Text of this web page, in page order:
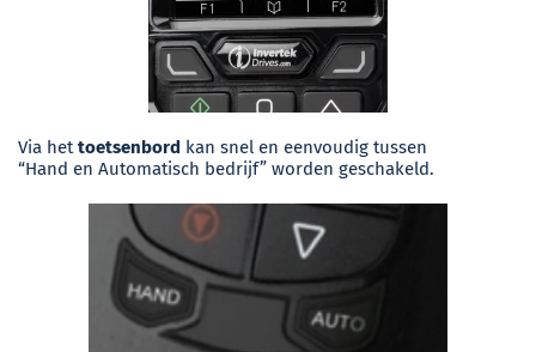
Via hettoetsenbord kan snel en eenvoudig tussen
“Hand en Automatisch bedrijf” worden geschakeld.